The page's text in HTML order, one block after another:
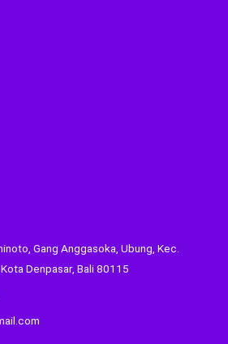
Gang Anggasoka, Ubung, Kec.
Denpasar, Bali 80115